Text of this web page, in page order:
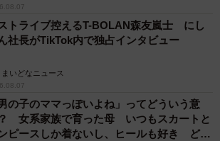
トライブ控えるT-BOLAN森友嵐士 にし
社長がTikTok内で独占インタビュー
まいどなニュース
男の子のママっぽいよね」ってどういう意
女系家族で育った母 いつもスカートと
ピースしか着ないし、ヒールも好き どの